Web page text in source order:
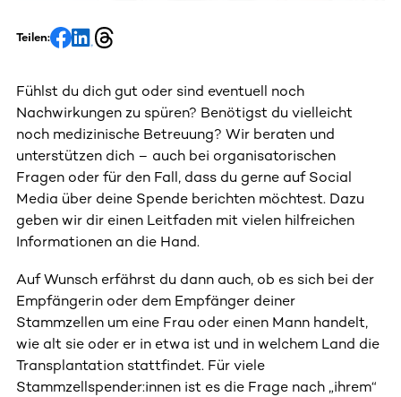
Teilen:
Fühlst du dich gut oder sind eventuell noch
Nachwirkungen zu spüren? Benötigst du vielleicht
noch medizinische Betreuung? Wir beraten und
unterstützen dich – auch bei organisatorischen
Fragen oder für den Fall, dass du gerne auf Social
Media über deine Spende berichten möchtest. Dazu
geben wir dir einen Leitfaden mit vielen hilfreichen
Informationen an die Hand.
Auf Wunsch erfährst du dann auch, ob es sich bei der
Empfängerin oder dem Empfänger deiner
Stammzellen um eine Frau oder einen Mann handelt,
wie alt sie oder er in etwa ist und in welchem Land die
Transplantation stattfindet. Für viele
Stammzellspender:innen ist es die Frage nach „ihrem“